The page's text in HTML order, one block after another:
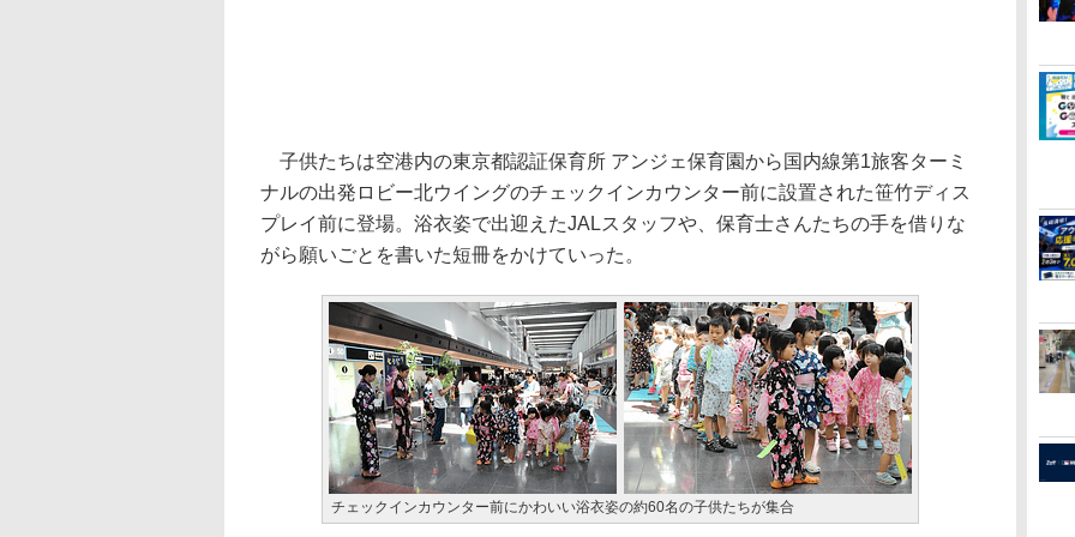
子供たちは空港内の東京都認証保育所 アンジェ保育園から国内線第1旅客ターミ
ナルの出発ロビー北ウイングのチェックインカウンター前に設置された笹竹ディス
プレイ前に登場。浴衣姿で出迎えたJALスタッフや、保育士さんたちの手を借りな
がら願いごとを書いた短冊をかけていった。
チェックインカウンター前にかわいい浴衣姿の約60名の子供たちが集合